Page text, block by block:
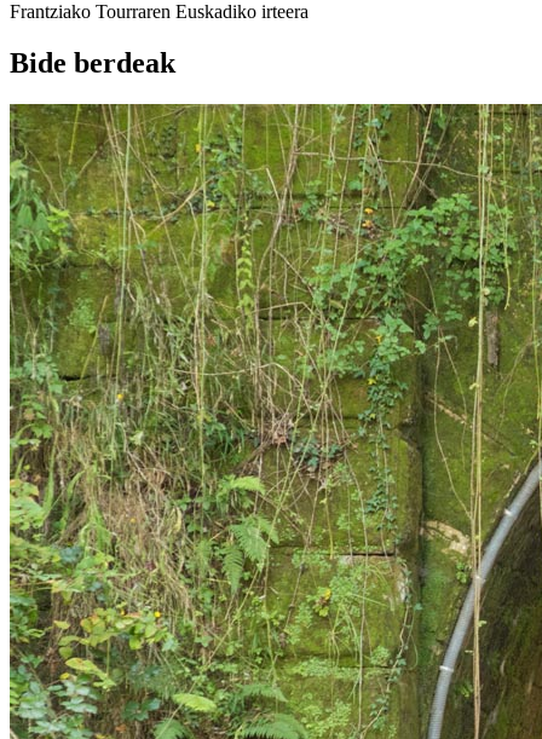
Frantziako Tourraren Euskadiko irteera
Bide berdeak